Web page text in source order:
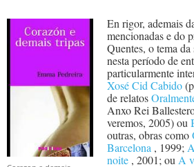
En rigor, ademais
mencionadas e do
Quentes, o tema
nesta período de
particularmente
Xosé Cid Cabido
de relatos
Anxo Rei
veremos, 2005) ou
outras, obras como
Barcelona , 1999;
noite , 2001; ouA